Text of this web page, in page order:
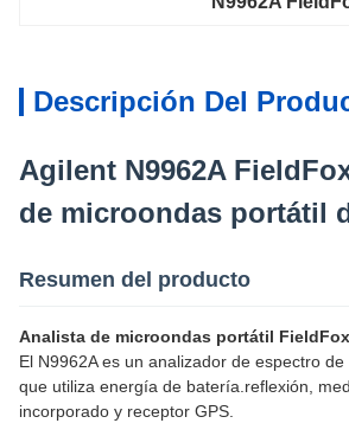
Descripción Del
Agilent N9962A
de microondas portátil
Resumen del producto
Analista de microondas portátil FieldFox
El N9962A es un analizador de espectro
que utiliza energía de batería.reflexión,
incorporado y receptor GPS.